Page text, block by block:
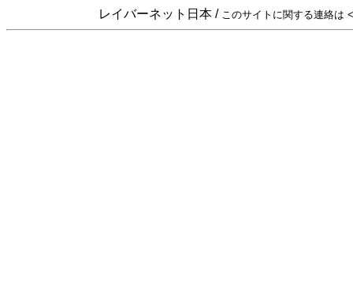
レイバーネット日本 / このサイトに関する連絡は